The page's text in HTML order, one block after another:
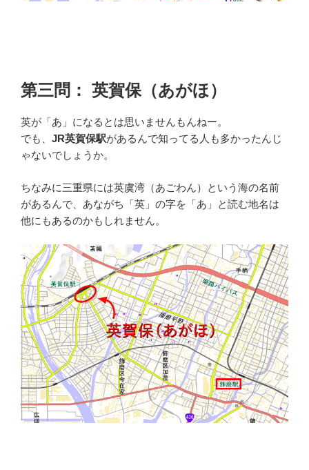
第三問： 英賀保（あがほ）
英が「あ」になるとは思いませんもんねー。
でも、 JR英賀保駅があるんで知ってる人も多かったんじ
ゃないでしょうか。
ちなみに三重県には英虞湾（あごわん）という海の名前
があるんで、あながち「英」の字を「あ」と読む地名は
他にもあるのかもしれません。